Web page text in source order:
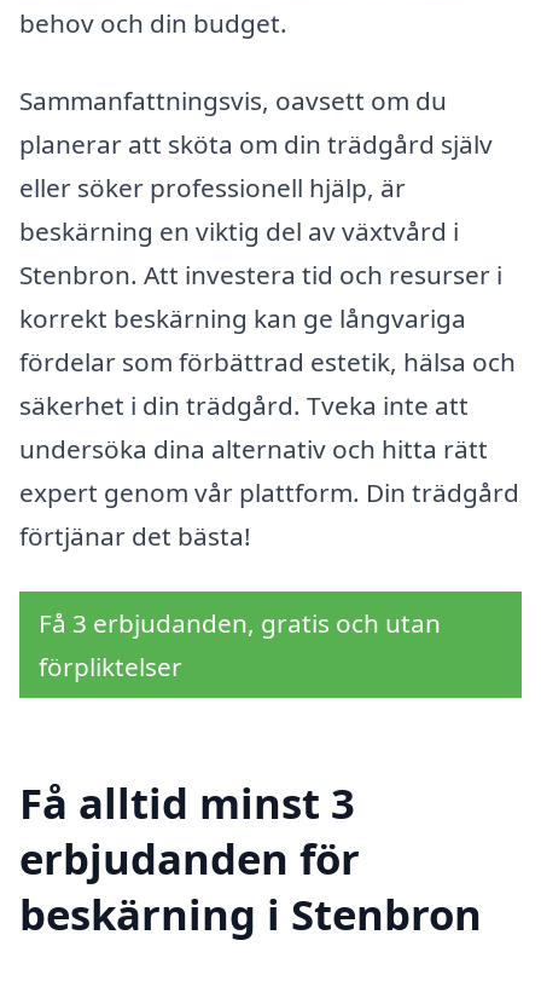
behov och din budget.
Sammanfattningsvis, oavsett om du
planerar att sköta om din trädgård själv
eller söker professionell hjälp, är
beskärning en viktig del av växtvård i
Stenbron. Att investera tid och resurser i
korrekt beskärning kan ge långvariga
fördelar som förbättrad estetik, hälsa och
säkerhet i din trädgård. Tveka inte att
undersöka dina alternativ och hitta rätt
expert genom vår plattform. Din trädgård
förtjänar det bästa!
Få 3 erbjudanden, gratis och utan
förpliktelser
Få alltid minst 3
erbjudanden för
beskärning i Stenbron